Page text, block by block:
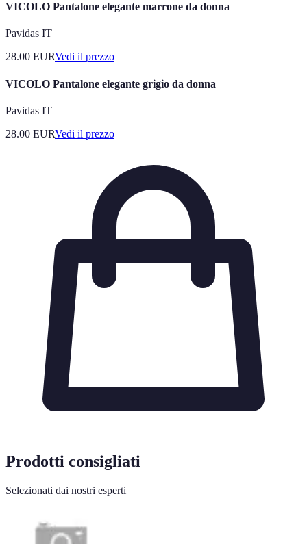
VICOLO Pantalone elegante marrone da donna
Pavidas IT
28.00 EURVedi il prezzo
VICOLO Pantalone elegante grigio da donna
Pavidas IT
28.00 EURVedi il prezzo
Prodotti consigliati
Selezionati dai nostri esperti